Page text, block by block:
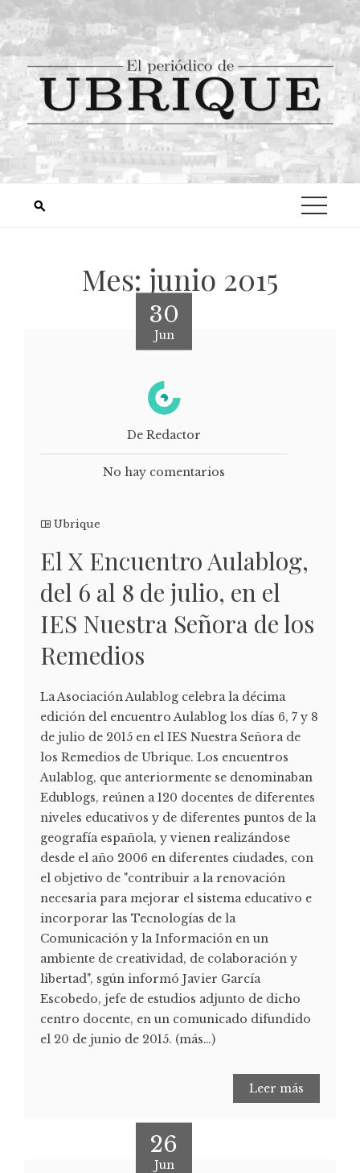
Mes: junio 2015
30
Jun
De Redactor
No hay comentarios
Ubrique
El X Encuentro Aulablog,
del 6 al 8 de julio, en el
IES Nuestra Señora de los
Remedios
La Asociación Aulablog celebra la décima
edición del encuentro Aulablog los días 6, 7 y 8
de julio de 2015 en el IES Nuestra Señora de
los Remedios de Ubrique. Los encuentros
Aulablog, que anteriormente se denominaban
Edublogs, reúnen a 120 docentes de diferentes
niveles educativos y de diferentes puntos de la
geografía española, y vienen realizándose
desde el año 2006 en diferentes ciudades, con
el objetivo de "contribuir a la renovación
necesaria para mejorar el sistema educativo e
incorporar las Tecnologías de la
Comunicación y la Información en un
ambiente de creatividad, de colaboración y
libertad", sgún informó Javier García
Escobedo, jefe de estudios adjunto de dicho
centro docente, en un comunicado difundido
el 20 de junio de 2015. (más…)
Leer más
26
Jun